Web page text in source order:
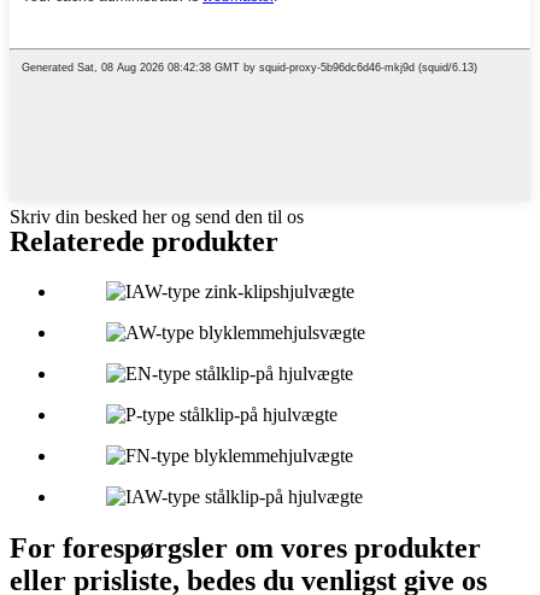
Skriv din besked her og send den til os
Relaterede produkter
For forespørgsler om vores produkter
eller prisliste, bedes du venligst give os